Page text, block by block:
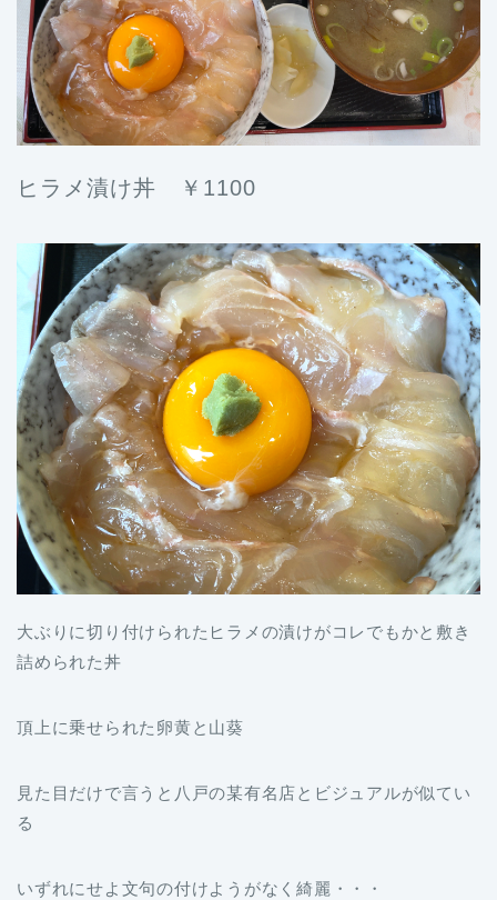
ヒラメ漬け丼 ￥1100
大ぶりに切り付けられたヒラメの漬けがコレでもかと敷き
詰められた丼
頂上に乗せられた卵黄と山葵
見た目だけで言うと八戸の某有名店とビジュアルが似てい
る
いずれにせよ文句の付けようがなく綺麗・・・